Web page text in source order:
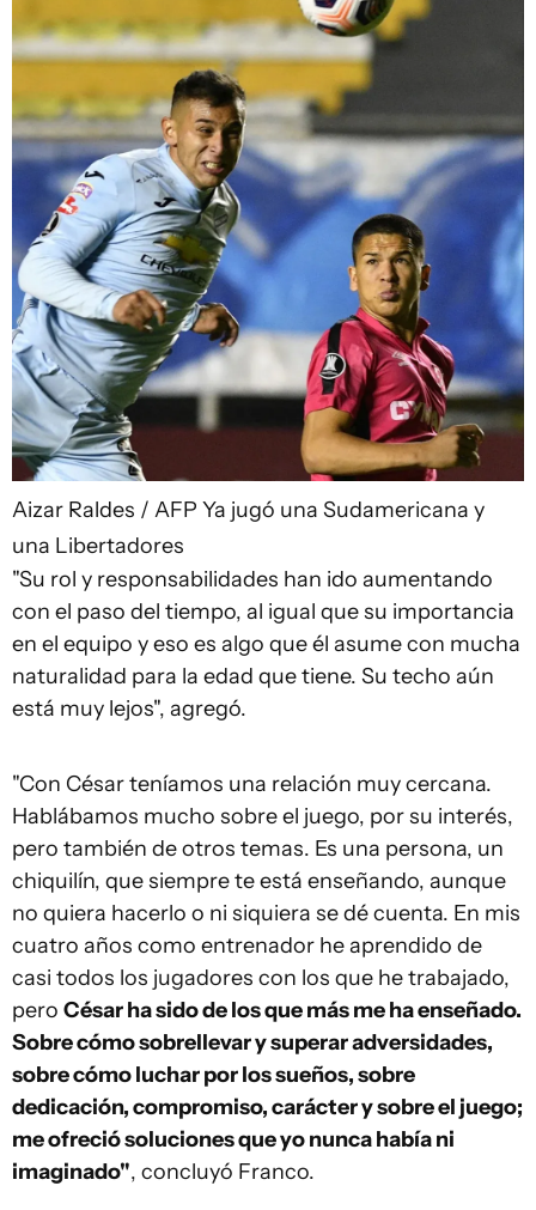
Aizar Raldes / AFP Ya jugó una Sudamericana y
una Libertadores
"Su rol y responsabilidades han ido aumentando
con el paso del tiempo, al igual que su importancia
en el equipo y eso es algo que él asume con mucha
naturalidad para la edad que tiene. Su techo aún
está muy lejos", agregó.
"Con César teníamos una relación muy cercana.
Hablábamos mucho sobre el juego, por su interés,
pero también de otros temas. Es una persona, un
chiquilín, que siempre te está enseñando, aunque
no quiera hacerlo o ni siquiera se dé cuenta. En mis
cuatro años como entrenador he aprendido de
casi todos los jugadores con los que he trabajado,
pero César ha sido de los que más me ha enseñado.
Sobre cómo sobrellevar y superar adversidades,
sobre cómo luchar por los sueños, sobre
dedicación, compromiso, carácter y sobre el juego;
me ofreció soluciones que yo nunca había ni
imaginado", concluyó Franco.